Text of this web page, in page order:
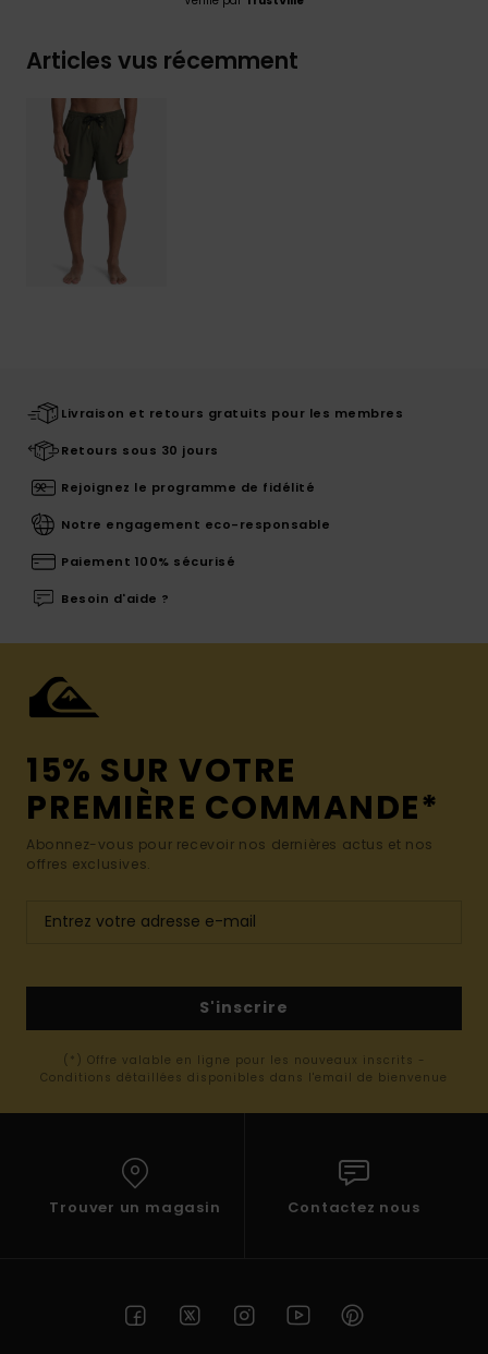
Articles vus récemment
Livraison et retours gratuits pour les membres
Retours sous 30 jours
Rejoignez le programme de fidélité
Notre engagement eco-responsable
Paiement 100% sécurisé
Besoin d'aide ?
15% SUR VOTRE
PREMIÈRE COMMANDE*
Abonnez-vous pour recevoir nos dernières actus et nos
offres exclusives.
S'inscrire
(*) Offre valable en ligne pour les nouveaux inscrits -
Conditions détaillées disponibles dans l'email de bienvenue
Trouver un magasin Contactez nous